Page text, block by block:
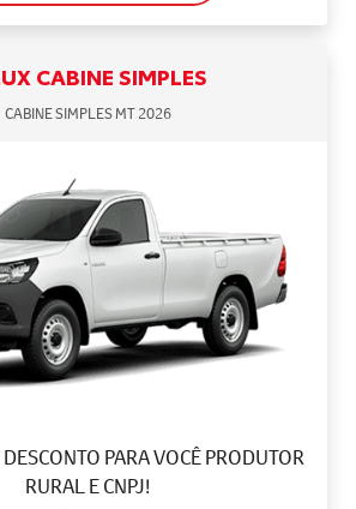
CABINE SIMPLES
CABINE SIMPLES MT 2026
PARA VOCÊ PRODUTOR
RURAL E CNPJ!